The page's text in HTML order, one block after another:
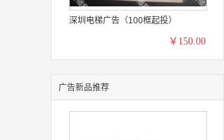
深圳电梯广告（100框起投）
￥150.00
广告新品推荐